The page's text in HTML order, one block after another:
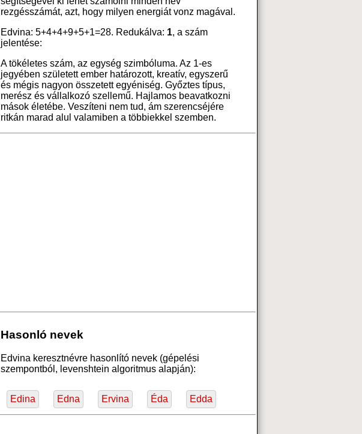
rezgésszámát, azt, hogy milyen energiát vonz magával.
Edvina: 5+4+4+9+5+1=28. Redukálva: 1, a szám
jelentése:
A tökéletes szám, az egység szimbóluma. Az 1-es
jegyében született ember határozott, kreatív, egyszerű
és mégis nagyon összetett egyéniség. Győztes típus,
merész és vállalkozó szellemű. Hajlamos beavatkozni
mások életébe. Veszíteni nem tud, ám szerencséjére
ritkán marad alul valamiben a többiekkel szemben.
Hasonló nevek
Edvina keresztnévre hasonlító nevek (gépelési
szempontból, levenshtein algoritmus alapján):
Edina Edna Ervina Éda Edda